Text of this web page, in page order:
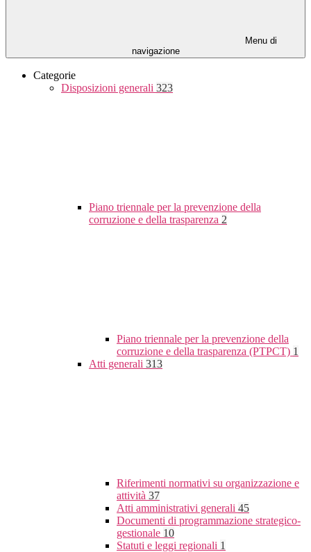
Menu di
navigazione
Categorie
Disposizioni generali 323
Piano triennale per la prevenzione della
corruzione e della trasparenza 2
Piano triennale per la prevenzione della
corruzione e della trasparenza (PTPCT) 1
Atti generali 313
Riferimenti normativi su organizzazione e
attività 37
Atti amministrativi generali 45
Documenti di programmazione strategico-
gestionale 10
Statuti e leggi regionali 1